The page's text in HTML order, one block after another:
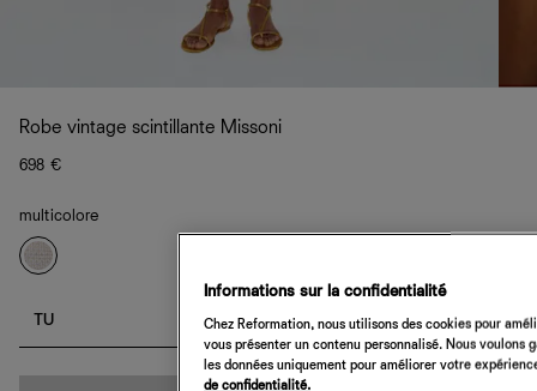
Robe vintage scintillante Missoni
698 €
multicolore
TU
Informations sur la confidentialité
Chez Reformation, nous utilisons des cookies pour
vous présenter un contenu personnalisé. Nous
les données uniquement pour améliorer votre
de confidentialité.